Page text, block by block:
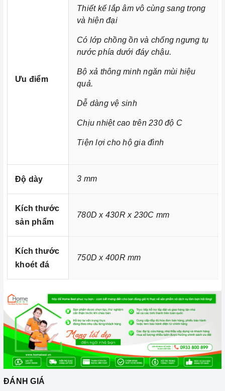
là trong cuộc sống đầy năng động và luôn bận rộn đối
với những người nội trợ vừa phải làm nhiều công việc lại
còn chăm sóc cho bữa ăn của gia đình mình.
Ảnh minh họa
Ưu điểm
Thiết kế lắp âm vô cùng sang trọng
và hiện đại
Có lớp chồng ồn và chống ngưng tụ
nước phía dưới đáy chậu.
Bộ xả thông minh ngăn mùi hiệu
quả.
Dễ dàng vệ sinh
Chịu nhiệt cao trên 230 độ C
Tiện lợi cho hộ gia đình
Độ dày 3 mm
Kích thước
sản phẩm
780D x 430R x 230C mm
Kích thước
khoét đá
750D x 400R mm
ĐÁNH GIÁ